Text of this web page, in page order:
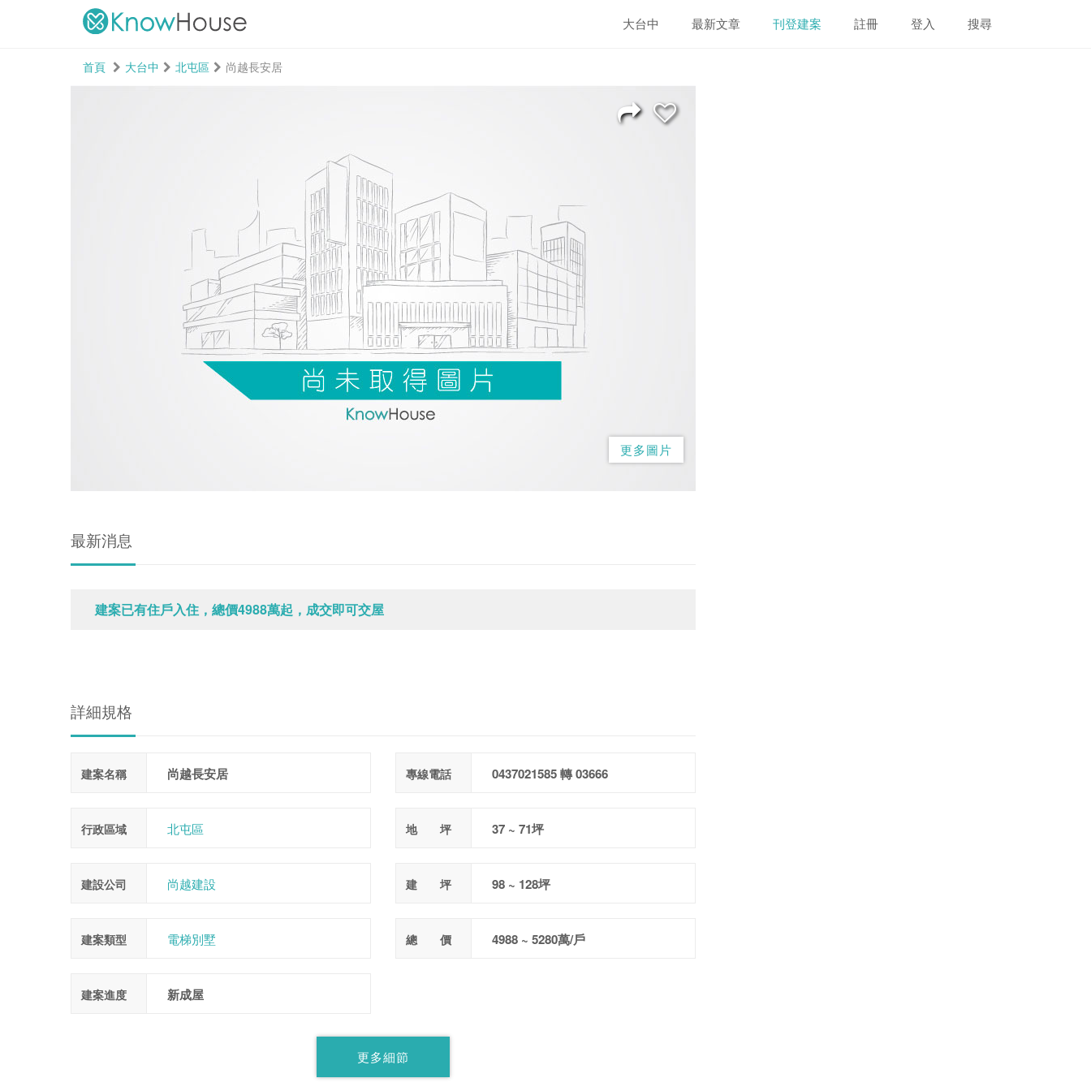
大台中 最新文章 刊登建案 註冊 登入 搜尋
首頁 大台中 北屯區 尚越長安居
更多圖片
最新消息
建案已有住戶入住，總價4988萬起，成交即可交屋
詳細規格
建案名稱 尚越長安居
行政區域 北屯區
建設公司 尚越建設
建案類型 電梯別墅
建案進度 新成屋
專線電話 0437021585 轉 03666
地 坪 37 ~ 71坪
建 坪 98 ~ 128坪
總 價 4988 ~ 5280萬/戶
更多細節